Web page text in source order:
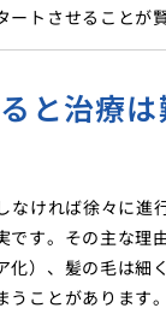
トさせることが
と治療は
なければ徐々に
です。その主な
化）、髪の毛は
うことがありま